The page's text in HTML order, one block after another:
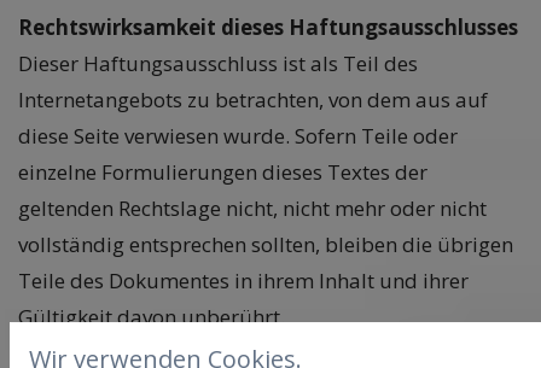
Rechtswirksamkeit dieses Haftungsausschlusses
Dieser Haftungsausschluss ist als Teil des
Internetangebots zu betrachten, von dem aus auf
diese Seite verwiesen wurde. Sofern Teile oder
einzelne Formulierungen dieses Textes der
geltenden Rechtslage nicht, nicht mehr oder nicht
vollständig entsprechen sollten, bleiben die übrigen
Teile des Dokumentes in ihrem Inhalt und ihrer
Gültigkeit davon unberührt.
Wir verwenden Cookies.